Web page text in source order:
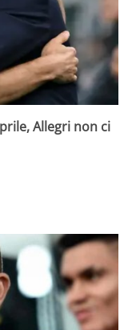
Allegri non ci